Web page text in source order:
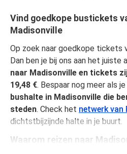
Vind goedkope bustickets
Madisonville
Op zoek naar goedkope tickets
Dan ben je bij ons aan het juiste
naar Madisonville en tickets
19,48 €. Bespaar nog meer als
bushalte in Madisonville die
steden. Check het netwerk van
dichtstbijzijnde halte in je buurt.
Waarom reizen naar